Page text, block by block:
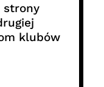
strony
klubów